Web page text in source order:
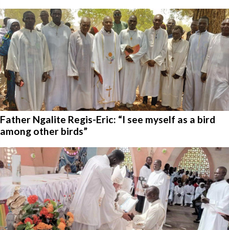
Father Ngalite Regis-Eric: “I see myself as a bird
among other birds”